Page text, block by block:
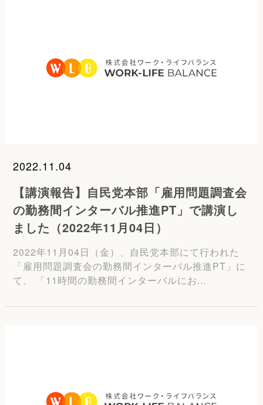
2022.11.04
【講演報告】自民党本部「雇用問題調査会
の勤務間インターバル推進PT」で講演し
ました（2022年11月04日）
2022年11月04日（金）、自民党本部にて行われた
「雇用問題調査会の勤務間インターバル推進PT」に
て、 「11時間の勤務間インターバルにお...